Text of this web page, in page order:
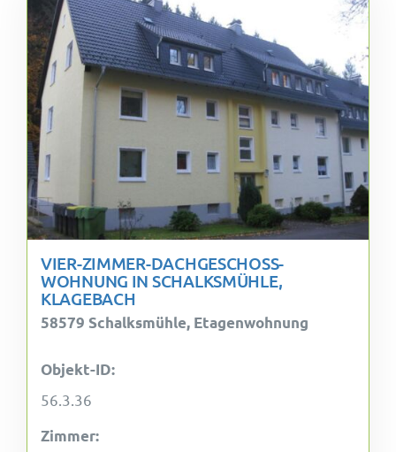
VIER-ZIMMER-DACHGESCHOSS-
WOHNUNG IN SCHALKSMÜHLE,
KLAGEBACH
58579 Schalksmühle, Etagenwohnung
Objekt-ID:
56.3.36
Zimmer: